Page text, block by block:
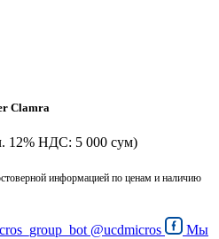
Clamra
12% НДС: 5 000 сум)
информацией по ценам и наличию
@ucdmicros
Мы